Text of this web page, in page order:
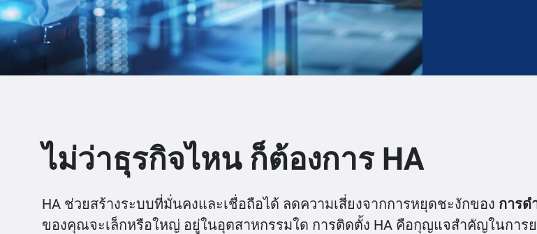
ไม่ว่าธุรกิจไหน ก็ต้องการ HA
HA ช่วยสร้างระบบที่มั่นคงและเชื่อถือได้ ลดความเสี่ยงจากการหยุดชะงักของ การด
ของคุณจะเล็กหรือใหญ่ อยู่ในอุตสาหกรรมใด การติดตั้ง HA คือกุญแจสำคัญในการ